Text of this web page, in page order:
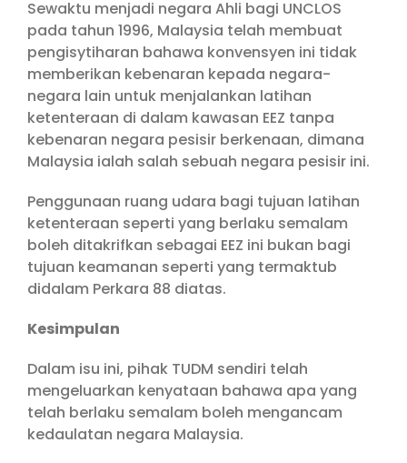
Sewaktu menjadi negara Ahli bagi UNCLOS
pada tahun 1996, Malaysia telah membuat
pengisytiharan bahawa konvensyen ini tidak
memberikan kebenaran kepada negara-
negara lain untuk menjalankan latihan
ketenteraan di dalam kawasan EEZ tanpa
kebenaran negara pesisir berkenaan, dimana
Malaysia ialah salah sebuah negara pesisir ini.
Penggunaan ruang udara bagi tujuan latihan
ketenteraan seperti yang berlaku semalam
boleh ditakrifkan sebagai EEZ ini bukan bagi
tujuan keamanan seperti yang termaktub
didalam Perkara 88 diatas.
Kesimpulan
Dalam isu ini, pihak TUDM sendiri telah
mengeluarkan kenyataan bahawa apa yang
telah berlaku semalam boleh mengancam
kedaulatan negara Malaysia.